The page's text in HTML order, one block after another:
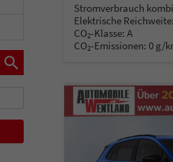
Stromverbrauch
Elektrische Reichweite:
CO2-Klasse: A
CO2-Emissionen: 0 g/